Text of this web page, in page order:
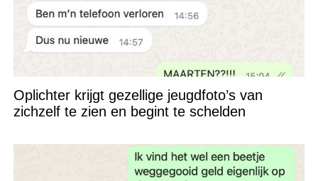
Oplichter krijgt gezellige jeugdfoto’s van
zichzelf te zien en begint te schelden